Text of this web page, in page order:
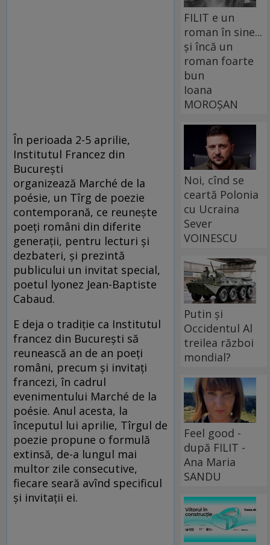
În perioada 2-5 aprilie,
Institutul Francez din
București
organizează Marché de la
poésie, un Tîrg de poezie
contemporană, ce reunește
poeți români din diferite
generații, pentru lecturi și
dezbateri, și prezintă
publicului un invitat special,
poetul lyonez Jean-Baptiste
Cabaud.
E deja o tradiție ca Institutul
francez din București să
reunească an de an poeți
români, precum și invitați
francezi, în cadrul
evenimentului Marché de la
poésie. Anul acesta, la
începutul lui aprilie, Tîrgul de
poezie propune o formulă
extinsă, de-a lungul mai
multor zile consecutive,
fiecare seară avînd specificul
și invitații ei.
FILIT e un
roman în sine...
și încă un
roman foarte
bun
Ioana
MOROȘAN
Noi, cînd se
ceartă Polonia
cu Ucraina
Sever
VOINESCU
Putin și
Occidentul Al
treilea război
mondial?
Feel good -
după FILIT -
Ana Maria
SANDU